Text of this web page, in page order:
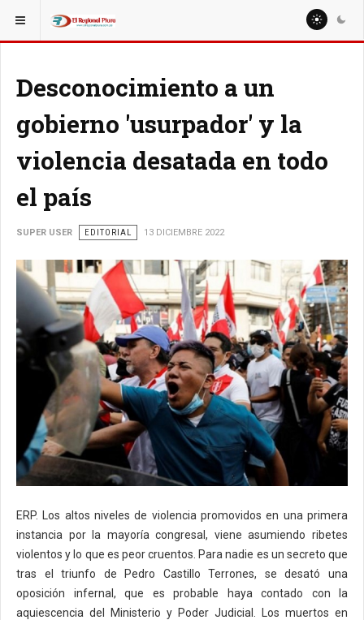
ESTÁ AQUÍ:
Desconocimiento a un
gobierno 'usurpador' y la
violencia desatada en todo
el país
SUPER USER EDITORIAL 13 DICIEMBRE 2022
ERP. Los altos niveles de violencia promovidos en una primera
instancia por la mayoría congresal, viene asumiendo ribetes
violentos y lo que es peor cruentos. Para nadie es un secreto que
tras el triunfo de Pedro Castillo Terrones, se desató una
oposición infernal, que es probable haya contado con la
aquiescencia del Ministerio y Poder Judicial. Los muertos en